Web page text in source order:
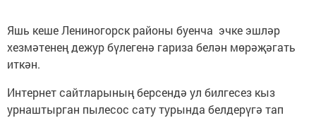
Яшь кеше Лениногорск районы буенча эчке эшләр
хезмәтенең дежур бүлегенә гариза белән мөрәҗәгать
иткән.
Интернет сайтларының берсендә ул билгесез кыз
урнаштырган пылесос сату турында белдерүгә тап